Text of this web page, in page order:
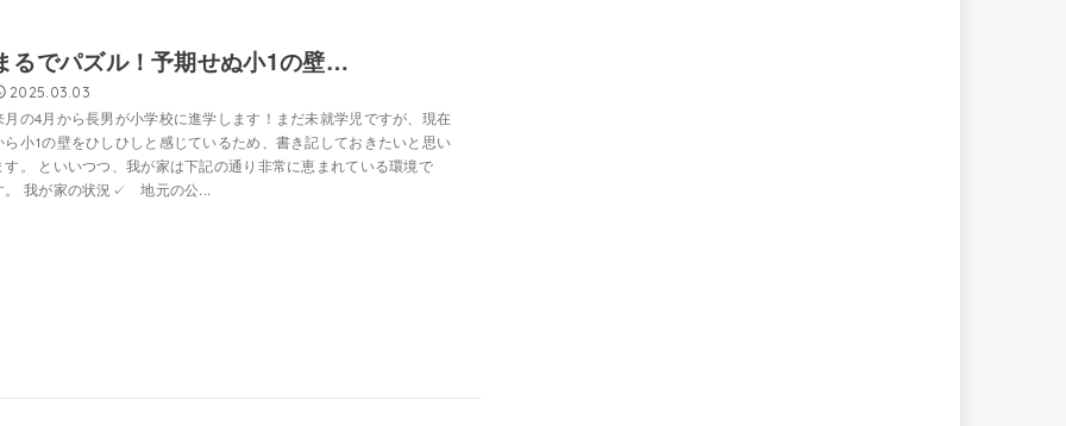
るでパズル！予期せぬ小1の壁…
2025.03.03
月の4月から長男が小学校に進学します！まだ未就学児ですが、現在
ら小1の壁をひしひしと感じているため、書き記しておきたいと思い
す。 といいつつ、我が家は下記の通り非常に恵まれている環境で
。 我が家の状況✓ 地元の公...